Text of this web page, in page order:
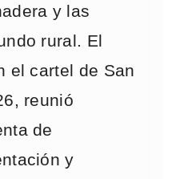
y las
rural. El
el cartel de San
reunió
de
y